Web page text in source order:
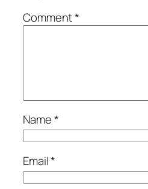
Comment*
Name*
Email*